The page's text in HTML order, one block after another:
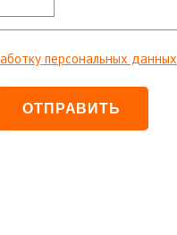
персональных данных